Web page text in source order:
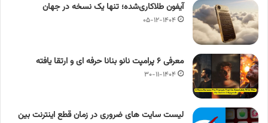
آیفون طلاکاری‌شده؛ تنها یک نسخه در جهان
۰۵-۱۲-۱۴۰۴
معرفی ۶ پرامپت‌ نانو بنانا حرفه ای و ارتقا یافته
۳۰-۱۱-۱۴۰۴
لیست سایت های ضروری در زمان قطع اینترنت بین